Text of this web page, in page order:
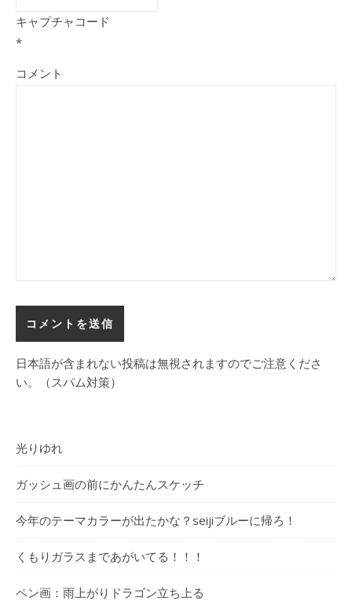
キャプチャコード
*
コメント
日本語が含まれない投稿は無視されますのでご注意くださ
い。（スパム対策）
光りゆれ
ガッシュ画の前にかんたんスケッチ
今年のテーマカラーが出たかな？seijiブルーに帰ろ！
くもりガラスまであがいてる！！！
ペン画：雨上がりドラゴン立ち上る